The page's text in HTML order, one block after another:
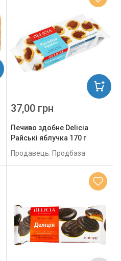
Печиво здобне Delicia
Райські яблучка 170 г
Продавець: Продбаза
37,00 грн